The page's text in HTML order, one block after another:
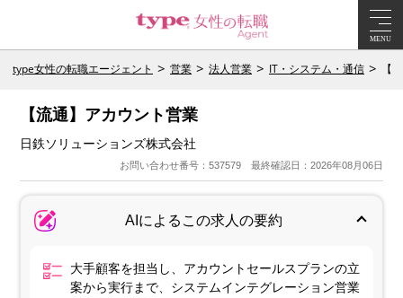
MENU
type女性の転職エージェント 営業 法人営業 IT・システム・通信 【
【流通】アカウント営業
日鉄ソリューションズ株式会社
お問い合わせ番号：537579 最終確認日：2026年08月06日
AIによるこの求人の要約
大手顧客を担当し、アカウントセールスプランの立
案から実行まで、システムインテグレーション営業